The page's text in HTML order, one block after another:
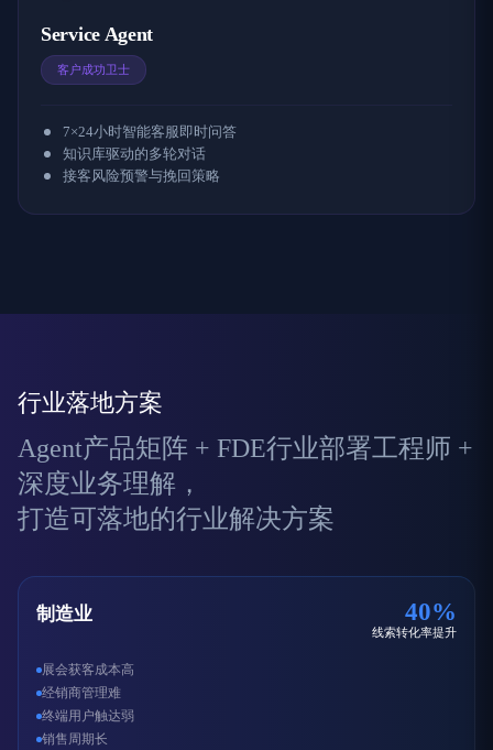
Service Agent
客户成功卫士
7×24小时智能客服即时问答
知识库驱动的多轮对话
接客风险预警与挽回策略
行业落地方案
Agent产品矩阵 + FDE行业部署工程师 +
深度业务理解，
打造可落地的行业解决方案
制造业 40%
线索转化率提升
展会获客成本高
经销商管理难
终端用户触达弱
销售周期长